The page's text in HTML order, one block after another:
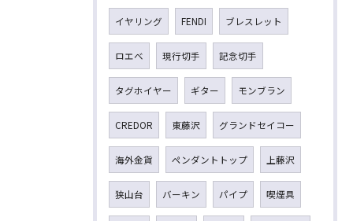
イヤリング FENDI ブレスレット
ロエベ 現行切手 記念切手
タグホイヤー ギター モンブラン
CREDOR 東藤沢 グランドセイコー
海外金貨 ペンダントトップ 上藤沢
狭山台 バーキン パイプ 喫煙具